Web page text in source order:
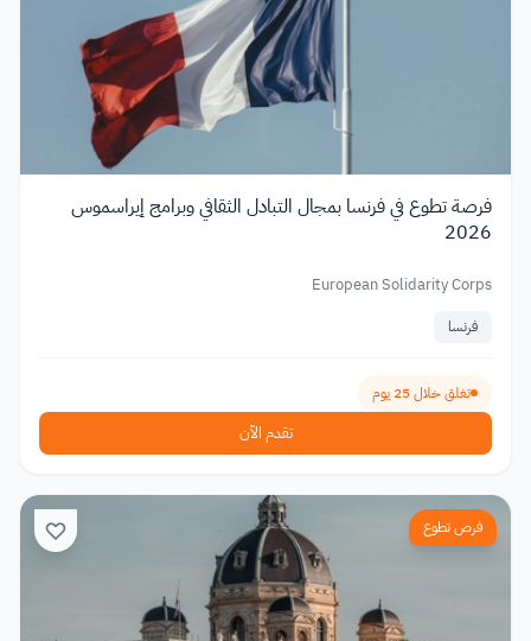
فرصة تطوع في فرنسا بمجال التبادل الثقافي وبرامج إيراسموس
2026
European Solidarity Corps
فرنسا
تغلق خلال 25 يوم
تقدم الآن
فرص تطوع